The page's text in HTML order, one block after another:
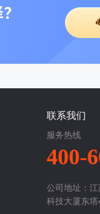
联系我们
服务热线
400-
公司地址：
科技大厦东塔